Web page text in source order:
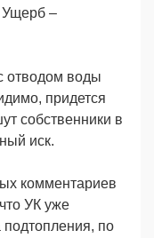
Ущерб –
воды
придется
собственники в
иск.
комментариев
УК уже
подтопления, по